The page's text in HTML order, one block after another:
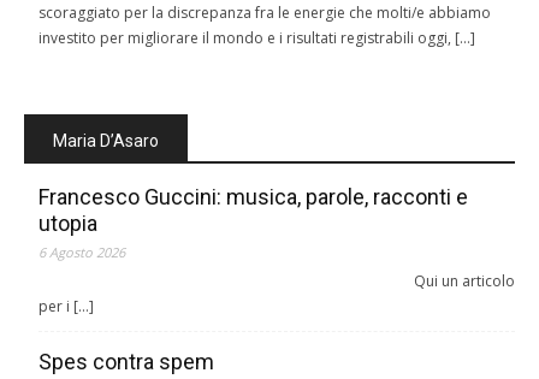
scoraggiato per la discrepanza fra le energie che molti/e abbiamo
investito per migliorare il mondo e i risultati registrabili oggi, […]
Maria D’Asaro
Francesco Guccini: musica, parole, racconti e
utopia
6 Agosto 2026
Qui un articolo
per i […]
Spes contra spem